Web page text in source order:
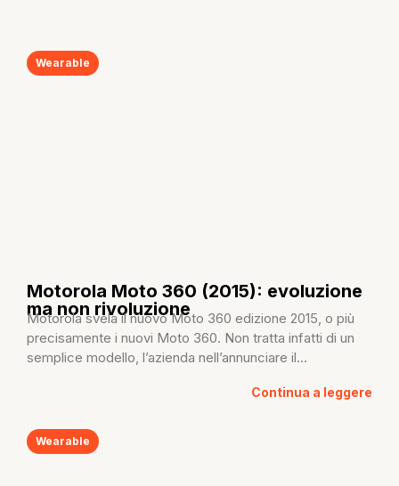
Wearable
Motorola Moto 360 (2015): evoluzione
ma non rivoluzione
Motorola svela il nuovo Moto 360 edizione 2015, o più
precisamente i nuovi Moto 360. Non tratta infatti di un
semplice modello, l’azienda nell’annunciare il...
Continua a leggere
Wearable